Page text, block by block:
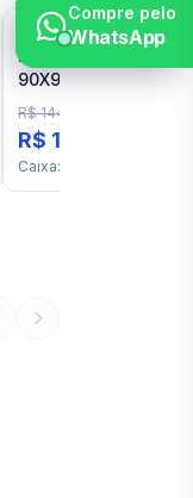
BIANCOGRES
Porcelanato Grafite
90X90 Biancogres
"A"
R$ 144,93
R$ 119,90
Caixa:
Compre pelo
WhatsApp